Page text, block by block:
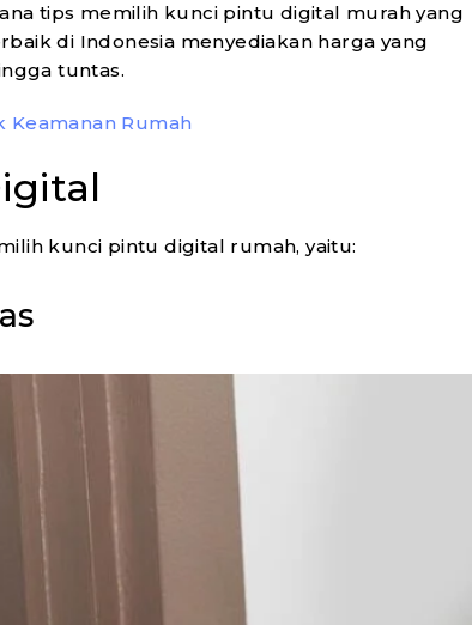
tips memilih kunci pintu digital murah yang
di Indonesia menyediakan harga yang
tuntas.
Keamanan Rumah
kunci pintu digital rumah, yaitu: